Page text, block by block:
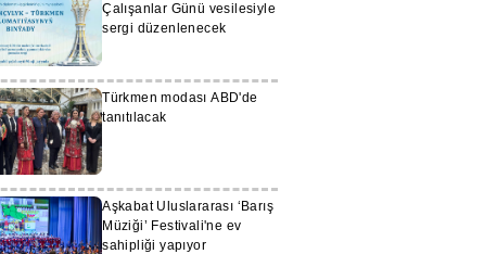
Çalışanlar Günü vesilesiyle
sergi düzenlenecek
Türkmen modası ABD'de
tanıtılacak
Aşkabat Uluslararası ‘Barış
Müziği’ Festivali'ne ev
sahipliği yapıyor